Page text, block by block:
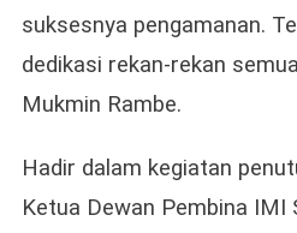
suksesnya pengamanan.
dedikasi rekan-rekan
Mukmin Rambe.
Hadir dalam kegiatan
Ketua Dewan Pembina IMI